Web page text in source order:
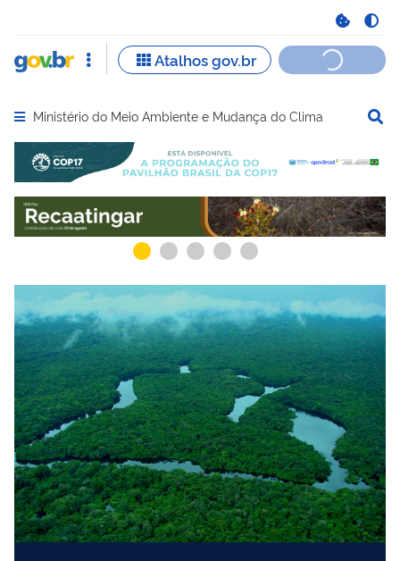
Abrir menu principal de navegação
Ministério do Meio Ambiente e Mudança do Clima
Serviços recomendados para você Serviços